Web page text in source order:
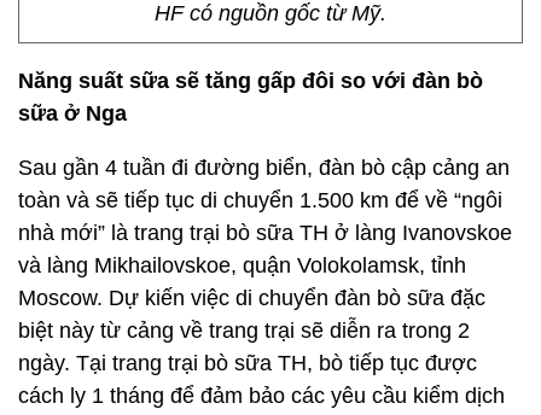
HF có nguồn gốc từ Mỹ.
Năng suất sữa sẽ tăng gấp đôi so với đàn bò
sữa ở Nga
Sau gần 4 tuần đi đường biển, đàn bò cập cảng an
toàn và sẽ tiếp tục di chuyển 1.500 km để về “ngôi
nhà mới” là trang trại bò sữa TH ở làng Ivanovskoe
và làng Mikhailovskoe, quận Volokolamsk, tỉnh
Moscow. Dự kiến việc di chuyển đàn bò sữa đặc
biệt này từ cảng về trang trại sẽ diễn ra trong 2
ngày. Tại trang trại bò sữa TH, bò tiếp tục được
cách ly 1 tháng để đảm bảo các yêu cầu kiểm dịch